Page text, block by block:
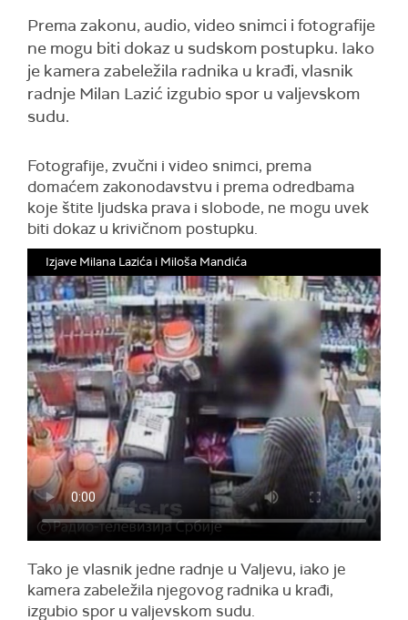
Prema zakonu, audio, video snimci i fotografije
ne mogu biti dokaz u sudskom postupku. Iako
je kamera zabeležila radnika u krađi, vlasnik
radnje Milan Lazić izgubio spor u valjevskom
sudu.
Fotografije, zvučni i video snimci, prema
domaćem zakonodavstvu i prema odredbama
koje štite ljudska prava i slobode, ne mogu uvek
biti dokaz u krivičnom postupku.
Izjave Milana Lazića i Miloša Mandića
Tako je vlasnik jedne radnje u Valjevu, iako je
kamera zabeležila njegovog radnika u krađi,
izgubio spor u valjevskom sudu.